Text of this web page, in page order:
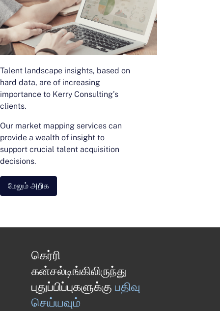
Talent landscape insights, based on
hard data, are of increasing
importance to Kerry Consulting’s
clients.
Our market mapping services can
provide a wealth of insight to
support crucial talent acquisition
decisions.
மேலும் அறிக
கெர்ரி
கன்சல்டிங்கிலிருந்து
புதுப்பிப்புகளுக்கு பதிவு
செய்யவும்